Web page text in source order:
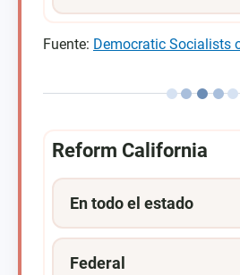
Fuente: Democratic Socialists
Reform California
En todo el estado
Federal